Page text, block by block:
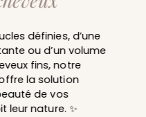
définies, d’une
ou d’un volume
fins, notre
la solution
de vos
leur nature. ✨